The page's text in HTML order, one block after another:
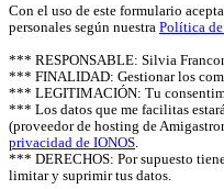
Con el uso de este formulario
personales según nuestra Política
*** RESPONSABLE: Silvia
*** FINALIDAD: Gestionar los
*** LEGITIMACIÓN: Tu
*** Los datos que me facilitas
(proveedor de hosting de
privacidad de IONOS.
*** DERECHOS: Por supuesto
limitar y suprimir tus datos.